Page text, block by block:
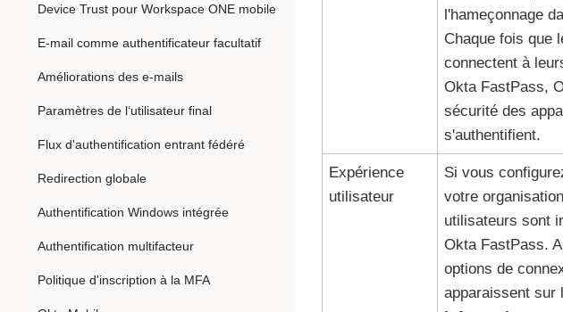
Device Trust pour Workspace ONE mobile
E-mail comme authentificateur facultatif
Améliorations des e-mails
Paramètres de l‘utilisateur final
Flux d'authentification entrant fédéré
Redirection globale
Authentification Windows intégrée
Authentification multifacteur
Politique d'inscription à la MFA
l'hameçonnage
Chaque fois que
connectent à
Okta FastPass,
sécurité des
s'authentifient.
Expérience
utilisateur
Si vous
votre
utilisateurs sont
Okta FastPass.
options de
apparaissent sur